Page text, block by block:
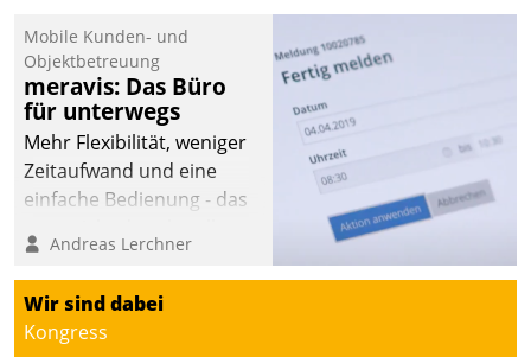
integrieren.
Mobile Kunden- und
Objektbetreuung
meravis: Das Büro
für unterwegs
Mehr Flexibilität, weniger
Zeitaufwand und eine
einfache Bedienung - das
Cockpit für mobile
Mitarbeiter von
Datatrain. Die meravis
Wohnungsbau- und
Andreas Lerchner
Wir sind dabei
Kongress